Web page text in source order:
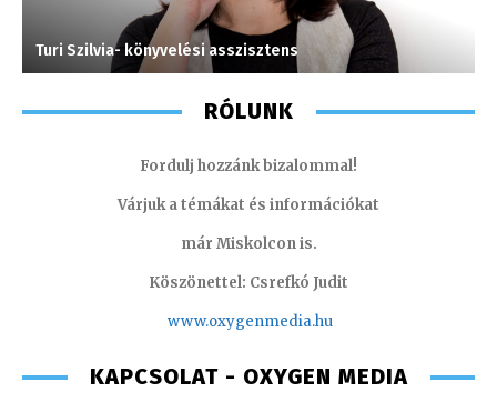
Turi Szilvia- könyvelési asszisztens
RÓLUNK
Fordulj hozzánk bizalommal!
Várjuk a témákat és információkat
már Miskolcon is.
Köszönettel: Csrefkó Judit
www.oxygenmedia.hu
KAPCSOLAT - OXYGEN MEDIA